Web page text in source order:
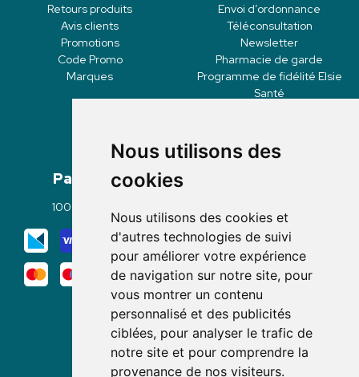
Nous utilisons des
cookies
Nous utilisons des cookies et
d'autres technologies de suivi
pour améliorer votre expérience
de navigation sur notre site, pour
vous montrer un contenu
personnalisé et des publicités
ciblées, pour analyser le trafic de
notre site et pour comprendre la
provenance de nos visiteurs.
Retours produits
Avis clients
Promotions
Code Promo
Marques
Envoi d’ordonnance
Téléconsultation
Newsletter
Pharmacie de garde
Programme de fidélité Elsie
Santé
Paiement
100% sécurisé
Mode de livraison
Nous suivre